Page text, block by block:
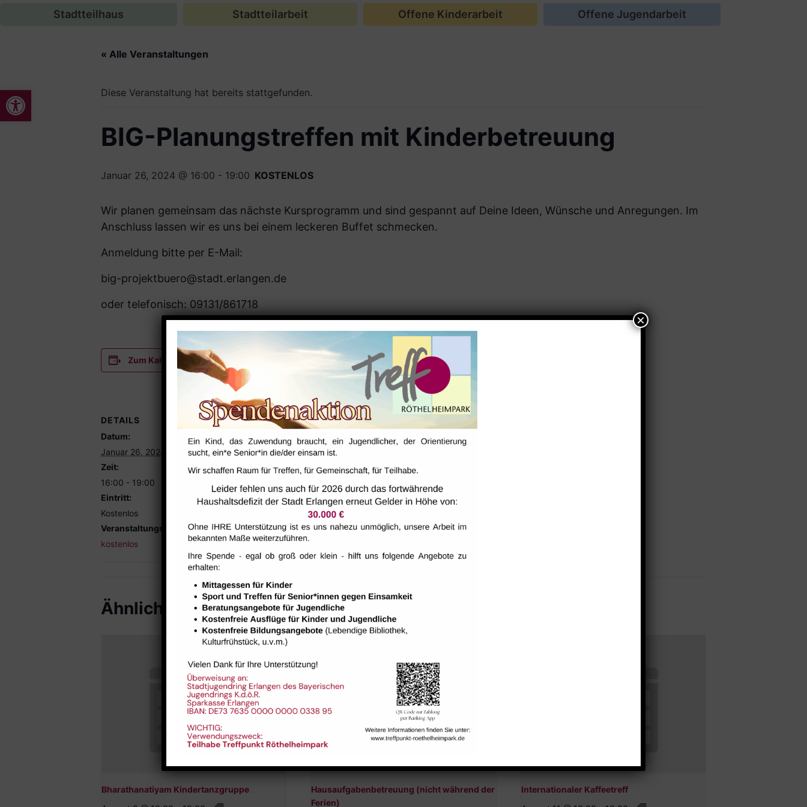
Werkzeugleiste öffnen
Stadtteilhaus Stadtteilarbeit Offene Kinderarbeit Offene Jugendarbeit
« Alle Veranstaltungen
Diese Veranstaltung hat bereits stattgefunden.
BIG-Planungstreffen mit Kinderbetreuung
Januar 26, 2024 @ 16:00 - 19:00 KOSTENLOS
Wir planen gemeinsam das nächste Kursprogramm und sind gespannt auf Deine Ideen, Wünsche und Anregungen. Im
Anschluss lassen wir es uns bei einem leckeren Buffet schmecken.
Anmeldung bitte per E-Mail:
big-projektbuero@stadt.erlangen.de
oder telefonisch: 09131/861718
Zum Kalender hinzufügen
DETAILS
Datum:
Januar 26, 2024
Zeit:
16:00 - 19:00
Eintritt:
Kostenlos
Veranstaltungskategorie:
kostenlos
VERANSTALTUNGSORT
Saal
Ähnliche Veranstaltungen
Bharathanatiyam Kindertanzgruppe
Hausaufgabenbetreuung (nicht während der
Ferien)
Internationaler Kaffeetreff